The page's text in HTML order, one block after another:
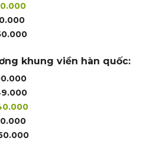
khung viền hàn quốc: